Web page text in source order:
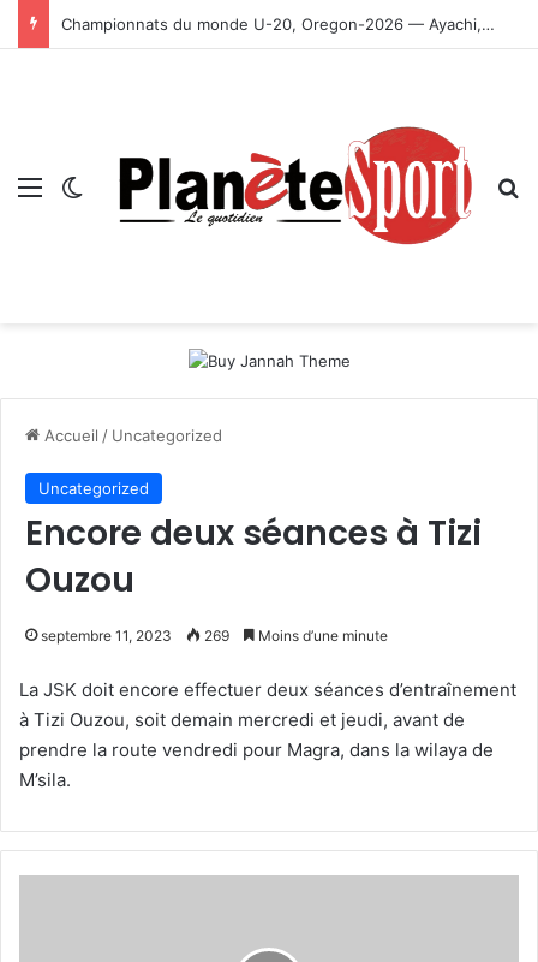
Championnats du monde U-20, Oregon-2026 — Ayachi, Dissa, Touahria et Ghezali en finale
Menu Switch skin
Accueil / Uncategorized
Uncategorized
Encore deux séances à Tizi
Ouzou
septembre 11, 2023 269 Moins d’une minute
La JSK doit encore effectuer deux séances d’entraînement
à Tizi Ouzou, soit demain mercredi et jeudi, avant de
prendre la route vendredi pour Magra, dans la wilaya de
M’sila.